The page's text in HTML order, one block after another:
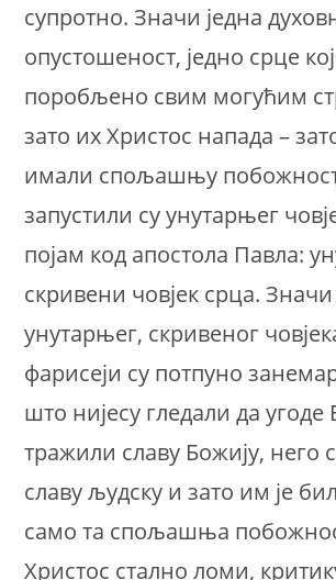
супротно. Значи једна
опустошеност, једно срце
поробљено свим могућим
зато их Христос напада –
имали спољашњу
запустили су унутарњег
појам код апостола Павла:
скривени човјек срца.
унутарњег, скривеног
фарисеји су потпуно
што нијесу гледали да угоде
тражили славу Божију, него
славу људску и зато им је
само та спољашња
Христос стално ломи,